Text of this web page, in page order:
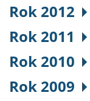
Rok 2012
Rok 2011
Rok 2010
Rok 2009